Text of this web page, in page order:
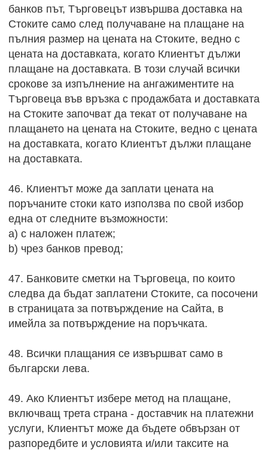
банков път, Търговецът извършва доставка на
Стоките само след получаване на плащане на
пълния размер на цената на Стоките, ведно с
цената на доставката, когато Клиентът дължи
плащане на доставката. В този случай всички
срокове за изпълнение на ангажиментите на
Търговеца във връзка с продажбата и доставката
на Стоките започват да текат от получаване на
плащането на цената на Стоките, ведно с цената
на доставката, когато Клиентът дължи плащане
на доставката.
46. Клиентът може да заплати цената на
поръчаните стоки като използва по свой избор
една от следните възможности:
a) с наложен платеж;
b) чрез банков превод;
47. Банковите сметки на Търговеца, по които
следва да бъдат заплатени Стоките, са посочени
в страницата за потвърждение на Сайта, в
имейла за потвърждение на поръчката.
48. Всички плащания се извършват само в
български лева.
49. Ако Клиентът избере метод на плащане,
включващ трета страна - доставчик на платежни
услуги, Клиентът може да бъдете обвързан от
разпоредбите и условията и/или таксите на